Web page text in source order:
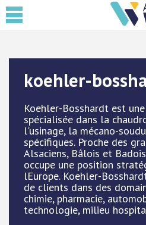
koehler-
Koehler-Bosshardt est
spécialisée dans la
l'usinage, la mécano-
spécifiques. Proche des
Alsaciens, Bâlois et
occupe une position
lEurope. Koehler-
de clients dans des
chimie, pharmacie,
technologie, milieu